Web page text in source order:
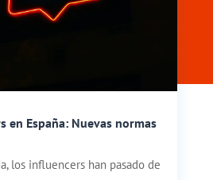
en España: Nuevas normas
los influencers han pasado de